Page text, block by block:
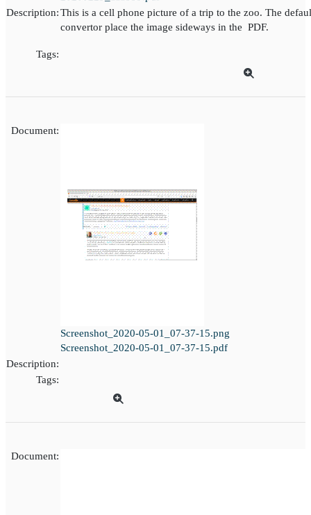
Description:This is a cell phone picture of a trip to the zoo. The
convertor place the image sideways in the PDF.
Tags:
Document:
Screenshot_2020-05-01_07-37-15.png
Screenshot_2020-05-01_07-37-15.pdf
Description:
Tags:
Document: